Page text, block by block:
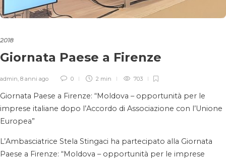
2018
Giornata Paese a Firenze
admin, 8 anni ago 0 2 min 703
Giornata Paese a Firenze: “Moldova – opportunità per le
imprese italiane dopo l’Accordo di Associazione con l’Unione
Europea”
L’Ambasciatrice Stela Stingaci ha partecipato alla Giornata
Paese a Firenze: “Moldova – opportunità per le imprese